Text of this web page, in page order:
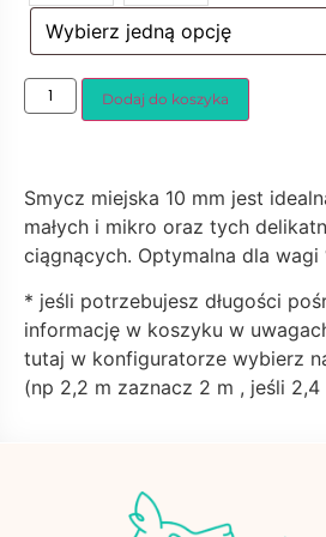
Dodaj do koszyka
Smycz miejska 10 mm jest
małych i mikro oraz tych
ciągnących. Optymalna dla wagi
* jeśli potrzebujesz długości
informację w koszyku w
tutaj w konfiguratorze wybierz
(np 2,2 m zaznacz 2 m , jeśli